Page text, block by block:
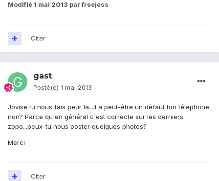
Modifié 1 mai 2013 par freejess
Citer
gast
Posté(e) 1 mai 2013
Jovise tu nous fais peur la...il a peut-être un défaut ton téléphone
non? Parce qu'en général c'est correcte sur les derniers
zopo...peux-tu nous poster quelques photos?
Merci
Citer